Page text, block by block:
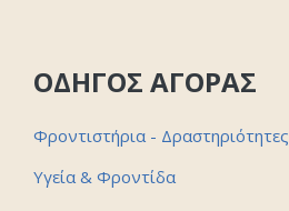
ΟΔΗΓΟΣ ΑΓΟΡΑΣ
Φροντιστήρια - Δραστηριότητες
Υγεία & Φροντίδα